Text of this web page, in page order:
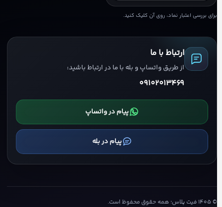
برای بررسی اعتبار نماد، روی آن کلیک کنید.
ارتباط با ما
از طریق واتساپ و بله با ما در ارتباط باشید:
09102013469
پیام در واتساپ
پیام در بله
©۱۴۰۵فیت پلاس؛ همه حقوق محفوظ است.